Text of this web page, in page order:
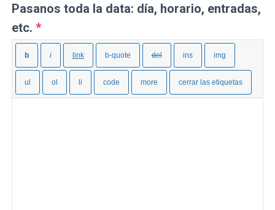
Pasanos toda la data: día, horario, entradas,
etc. *